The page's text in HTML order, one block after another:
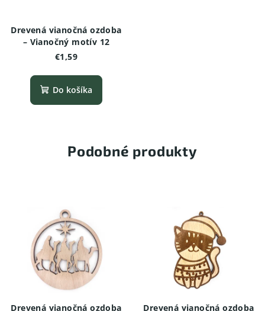
Drevená vianočná ozdoba
– Vianočný motív 12
€1,59
Do košíka
Podobné produkty
Drevená vianočná ozdoba
Drevená vianočná ozdoba